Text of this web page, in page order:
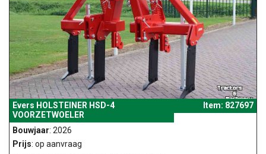
Evers HOLSTEINER HSD-4
VOORZETWOELER
Item: 827697
Bouwjaar: 2026
Prijs: op aanvraag